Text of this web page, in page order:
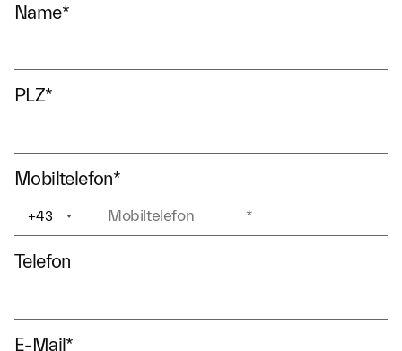
Name*
PLZ*
Mobiltelefon*
+43
Telefon
E-Mail*